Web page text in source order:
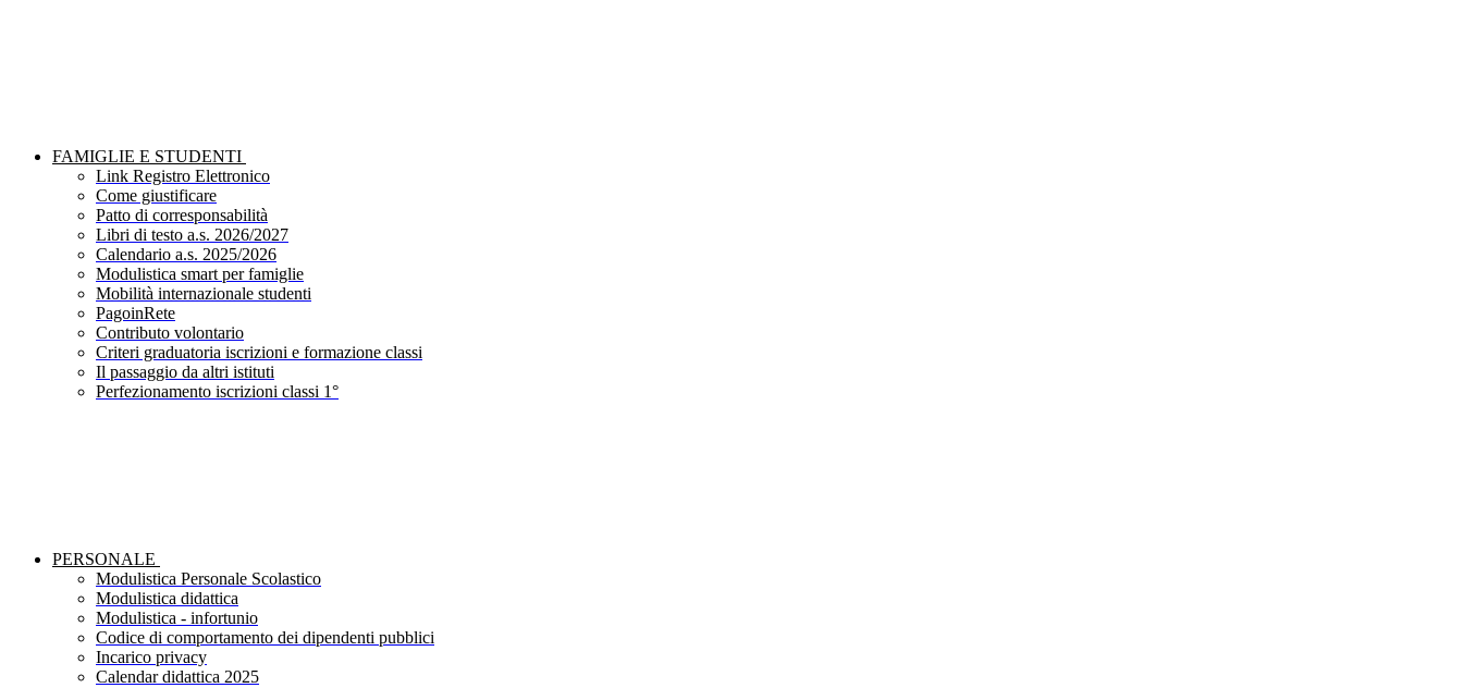
FAMIGLIE E STUDENTI
Link Registro Elettronico
Come giustificare
Patto di corresponsabilità
Libri di testo a.s. 2026/2027
Calendario a.s. 2025/2026
Modulistica smart per famiglie
Mobilità internazionale studenti
PagoinRete
Contributo volontario
Criteri graduatoria iscrizioni e formazione classi
Il passaggio da altri istituti
Perfezionamento iscrizioni classi 1°
PERSONALE
Modulistica Personale Scolastico
Modulistica didattica
Modulistica - infortunio
Codice di comportamento dei dipendenti pubblici
Incarico privacy
Calendar didattica 2025